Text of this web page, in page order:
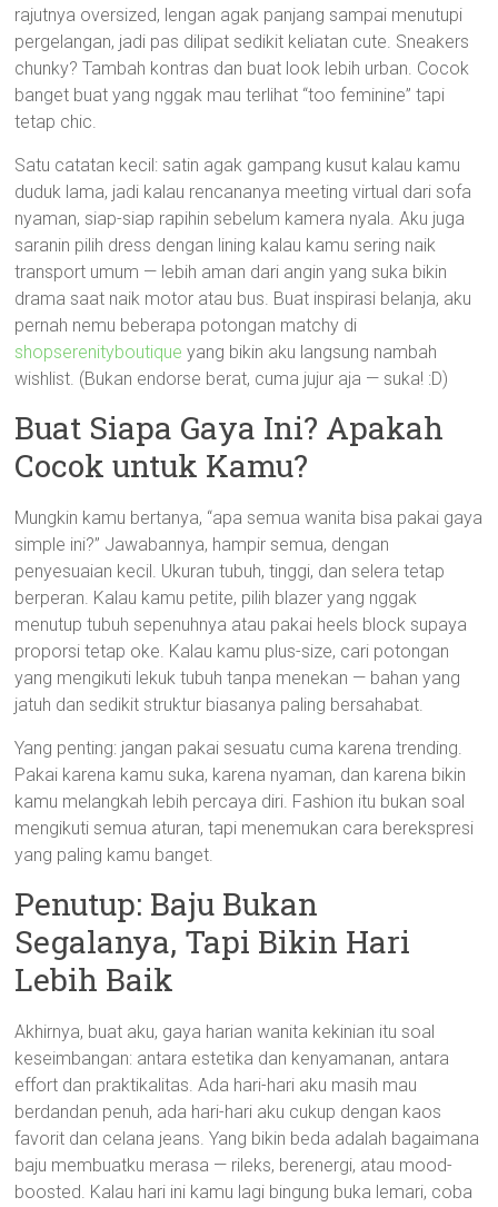
rajutnya oversized, lengan agak panjang sampai menutupi
pergelangan, jadi pas dilipat sedikit keliatan cute. Sneakers
chunky? Tambah kontras dan buat look lebih urban. Cocok
banget buat yang nggak mau terlihat “too feminine” tapi
tetap chic.
Satu catatan kecil: satin agak gampang kusut kalau kamu
duduk lama, jadi kalau rencananya meeting virtual dari sofa
nyaman, siap-siap rapihin sebelum kamera nyala. Aku juga
saranin pilih dress dengan lining kalau kamu sering naik
transport umum — lebih aman dari angin yang suka bikin
drama saat naik motor atau bus. Buat inspirasi belanja, aku
pernah nemu beberapa potongan matchy di
shopserenityboutique yang bikin aku langsung nambah
wishlist. (Bukan endorse berat, cuma jujur aja — suka! :D)
Buat Siapa Gaya Ini? Apakah
Cocok untuk Kamu?
Mungkin kamu bertanya, “apa semua wanita bisa pakai gaya
simple ini?” Jawabannya, hampir semua, dengan
penyesuaian kecil. Ukuran tubuh, tinggi, dan selera tetap
berperan. Kalau kamu petite, pilih blazer yang nggak
menutup tubuh sepenuhnya atau pakai heels block supaya
proporsi tetap oke. Kalau kamu plus-size, cari potongan
yang mengikuti lekuk tubuh tanpa menekan — bahan yang
jatuh dan sedikit struktur biasanya paling bersahabat.
Yang penting: jangan pakai sesuatu cuma karena trending.
Pakai karena kamu suka, karena nyaman, dan karena bikin
kamu melangkah lebih percaya diri. Fashion itu bukan soal
mengikuti semua aturan, tapi menemukan cara berekspresi
yang paling kamu banget.
Penutup: Baju Bukan
Segalanya, Tapi Bikin Hari
Lebih Baik
Akhirnya, buat aku, gaya harian wanita kekinian itu soal
keseimbangan: antara estetika dan kenyamanan, antara
effort dan praktikalitas. Ada hari-hari aku masih mau
berdandan penuh, ada hari-hari aku cukup dengan kaos
favorit dan celana jeans. Yang bikin beda adalah bagaimana
baju membuatku merasa — rileks, berenergi, atau mood-
boosted. Kalau hari ini kamu lagi bingung buka lemari, coba